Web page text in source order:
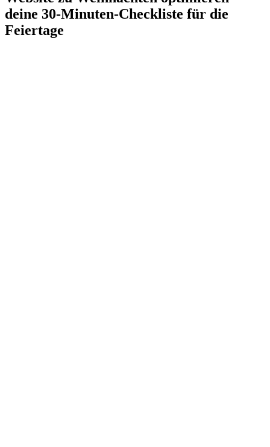
deine 30-Minuten-Checkliste für die
Feiertage